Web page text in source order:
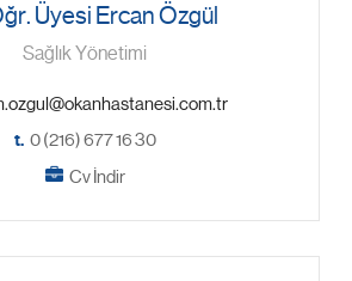
Üyesi Ercan Özgül
Sağlık Yönetimi
t. 0 (216) 677 16 30
Cv İndir